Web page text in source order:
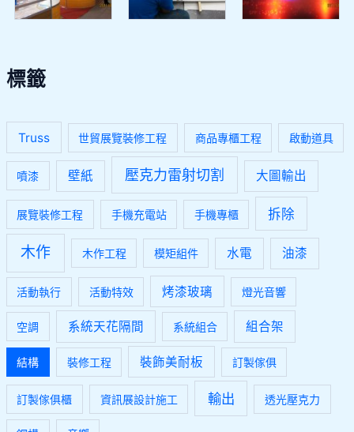
標籤
Truss 世貿展覽裝修工程 商品專櫃工程 啟動道具
噴漆 壁紙 壓克力雷射切割 大圖輸出
展覽裝修工程 手機充電站 手機專櫃 拆除
木作 木作工程 模矩組件 水電 油漆
活動執行 活動特效 烤漆玻璃 燈光音響
空調 系統天花隔間 系統組合 組合架
結構 裝修工程 裝飾美耐板 訂製傢俱
訂製傢俱櫃 資訊展設計施工 輸出 透光壓克力